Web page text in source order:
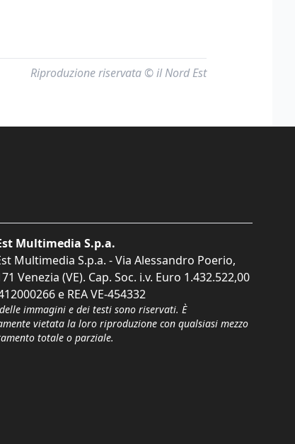
Riproduzione riservata © il Nord Est
Multimedia S.p.a.
Multimedia S.p.a. - Via Alessandro Poerio,
Venezia (VE). Cap. Soc. i.v. Euro 1.432.522,00
e REA VE-454332
immagini e dei testi sono riservati. È
vietata la loro riproduzione con qualsiasi mezzo
totale o parziale.